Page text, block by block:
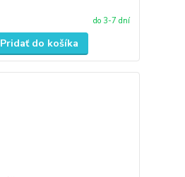
do 3-7 dní
Pridať do košíka